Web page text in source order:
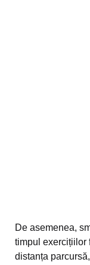
De asemenea,
timpul exercițiilor
distanța